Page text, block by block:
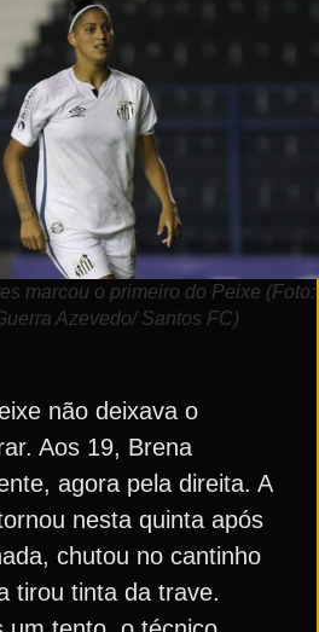
marcou o primeiro do Peixe (Foto:
Azevedo/ Santos FC)
não deixava o
Aos 19, Brena
agora pela direita. A
nesta quinta após
chutou no cantinho
tirou tinta da trave.